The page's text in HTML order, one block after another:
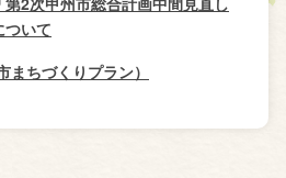
ついて
ちづくりプラン）